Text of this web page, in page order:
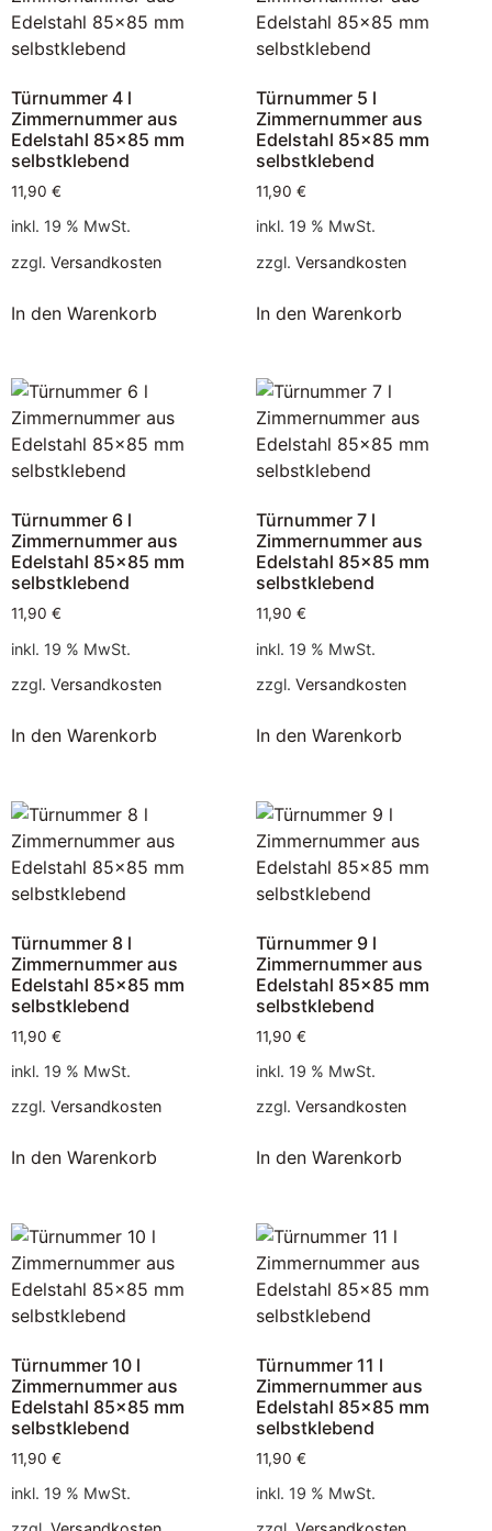
Türnummer 4 l
Zimmernummer aus
Edelstahl 85×85 mm
selbstklebend
11,90 €
inkl. 19 % MwSt.
zzgl. Versandkosten
In den Warenkorb
Türnummer 5 l
Zimmernummer aus
Edelstahl 85×85 mm
selbstklebend
11,90 €
inkl. 19 % MwSt.
zzgl. Versandkosten
In den Warenkorb
Türnummer 6 l
Zimmernummer aus
Edelstahl 85×85 mm
selbstklebend
11,90 €
inkl. 19 % MwSt.
zzgl. Versandkosten
In den Warenkorb
Türnummer 7 l
Zimmernummer aus
Edelstahl 85×85 mm
selbstklebend
11,90 €
inkl. 19 % MwSt.
zzgl. Versandkosten
In den Warenkorb
Türnummer 8 l
Zimmernummer aus
Edelstahl 85×85 mm
selbstklebend
11,90 €
inkl. 19 % MwSt.
zzgl. Versandkosten
In den Warenkorb
Türnummer 9 l
Zimmernummer aus
Edelstahl 85×85 mm
selbstklebend
11,90 €
inkl. 19 % MwSt.
zzgl. Versandkosten
In den Warenkorb
Türnummer 10 l
Zimmernummer aus
Edelstahl 85×85 mm
selbstklebend
11,90 €
inkl. 19 % MwSt.
Türnummer 11 l
Zimmernummer aus
Edelstahl 85×85 mm
selbstklebend
11,90 €
inkl. 19 % MwSt.